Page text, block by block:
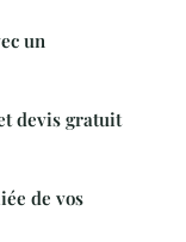
un
devis gratuit
de vos